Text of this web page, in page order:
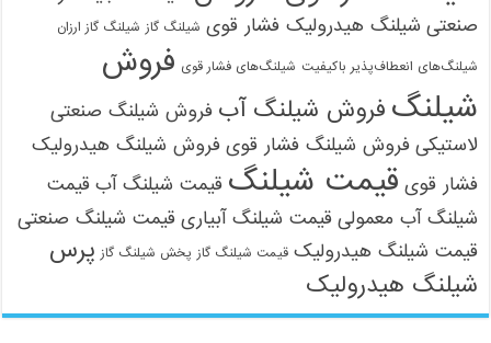
صنعتی شیلنگ هیدرولیک فشار قوی شیلنگ گاز شیلنگ گاز ارزان
شیلنگ‌های انعطاف‌پذیر باکیفیت شیلنگ‌های فشار قوی فروش
شیلنگ فروش شیلنگ آب فروش شیلنگ صنعتی
لاستیکی فروش شیلنگ فشار قوی فروش شیلنگ هیدرولیک
فشار قوی قیمت شیلنگ قیمت شیلنگ آب قیمت
شیلنگ آب معمولی قیمت شیلنگ آبیاری قیمت شیلنگ صنعتی
قیمت شیلنگ هیدرولیک قیمت شیلنگ گاز پخش شیلنگ گاز پرس
شیلنگ هیدرولیک